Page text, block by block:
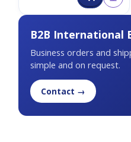
B2B International
Business orders and
simple and on request.
Contact →